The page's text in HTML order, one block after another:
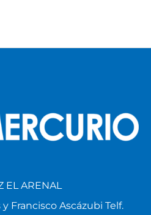
EL ARENAL
Francisco Ascázubi Telf.